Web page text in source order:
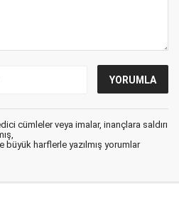
cümleler veya imalar, inançlara saldırı
büyük harflerle yazılmış yorumlar